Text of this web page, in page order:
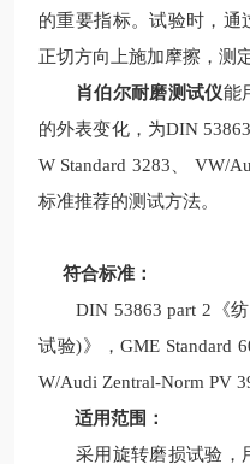
的重要指标。试验时，通
正切方向上施加摩擦，测
肖伯尔耐磨测试仪能
的外表变化，为DIN
W Standard 3283、
标准推荐的测试方法。
符合标准：
DIN 53863 part 2《纺
试验)》，GME Standard
W/Audi Zentral-Norm PV
适用范围：
采用旋转磨损试验，